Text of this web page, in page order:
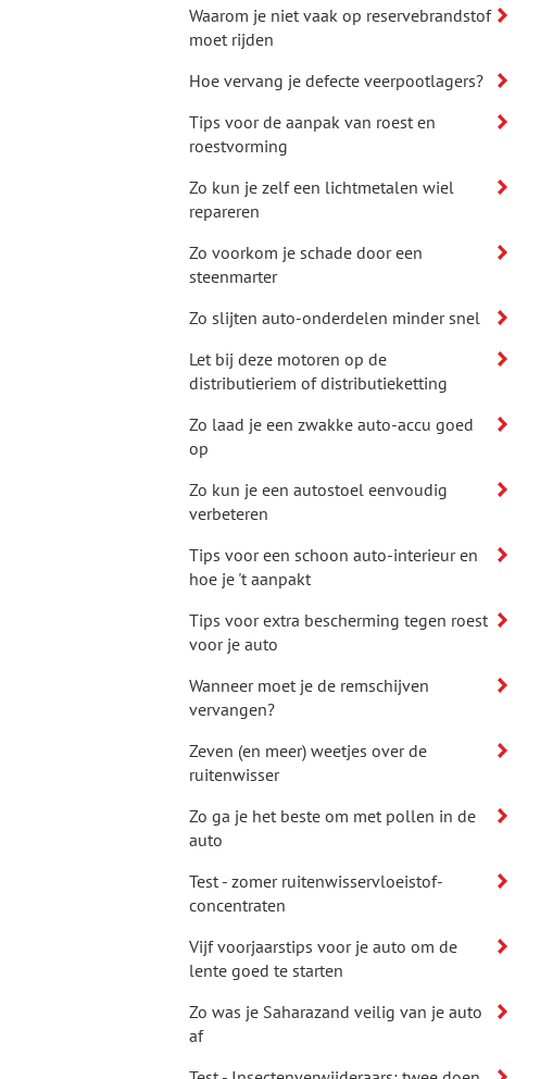
Waarom je niet vaak op reservebrandstof
moet rijden
Hoe vervang je defecte veerpootlagers?
Tips voor de aanpak van roest en
roestvorming
Zo kun je zelf een lichtmetalen wiel
repareren
Zo voorkom je schade door een
steenmarter
Zo slijten auto-onderdelen minder snel
Let bij deze motoren op de
distributieriem of distributieketting
Zo laad je een zwakke auto-accu goed
op
Zo kun je een autostoel eenvoudig
verbeteren
Tips voor een schoon auto-interieur en
hoe je 't aanpakt
Tips voor extra bescherming tegen roest
voor je auto
Wanneer moet je de remschijven
vervangen?
Zeven (en meer) weetjes over de
ruitenwisser
Zo ga je het beste om met pollen in de
auto
Test - zomer ruitenwisservloeistof-
concentraten
Vijf voorjaarstips voor je auto om de
lente goed te starten
Zo was je Saharazand veilig van je auto
af